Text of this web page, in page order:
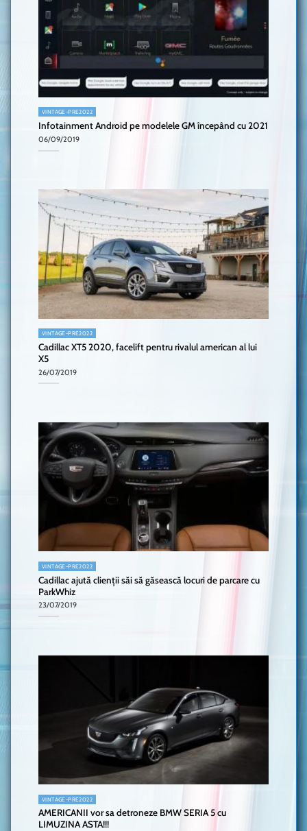
VINTAGE-PRE2022
Infotainment Android pe modelele GM începând cu 2021
06/09/2019
VINTAGE-PRE2022
Cadillac XT5 2020, facelift pentru rivalul american al lui
X5
26/07/2019
VINTAGE-PRE2022
Cadillac ajută clienții săi să găsească locuri de parcare cu
ParkWhiz
23/07/2019
VINTAGE-PRE2022
AMERICANII vor sa detroneze BMW SERIA 5 cu
LIMUZINA ASTA!!!